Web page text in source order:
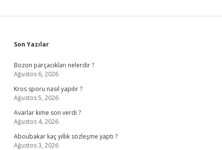
Sidebar
Son Yazılar
Bozon parçacıkları nelerdir ?
Ağustos 6, 2026
Kros sporu nasıl yapılır ?
Ağustos 5, 2026
Avarlar kime son verdi ?
Ağustos 4, 2026
Aboubakar kaç yıllık sözleşme yaptı ?
Ağustos 3, 2026